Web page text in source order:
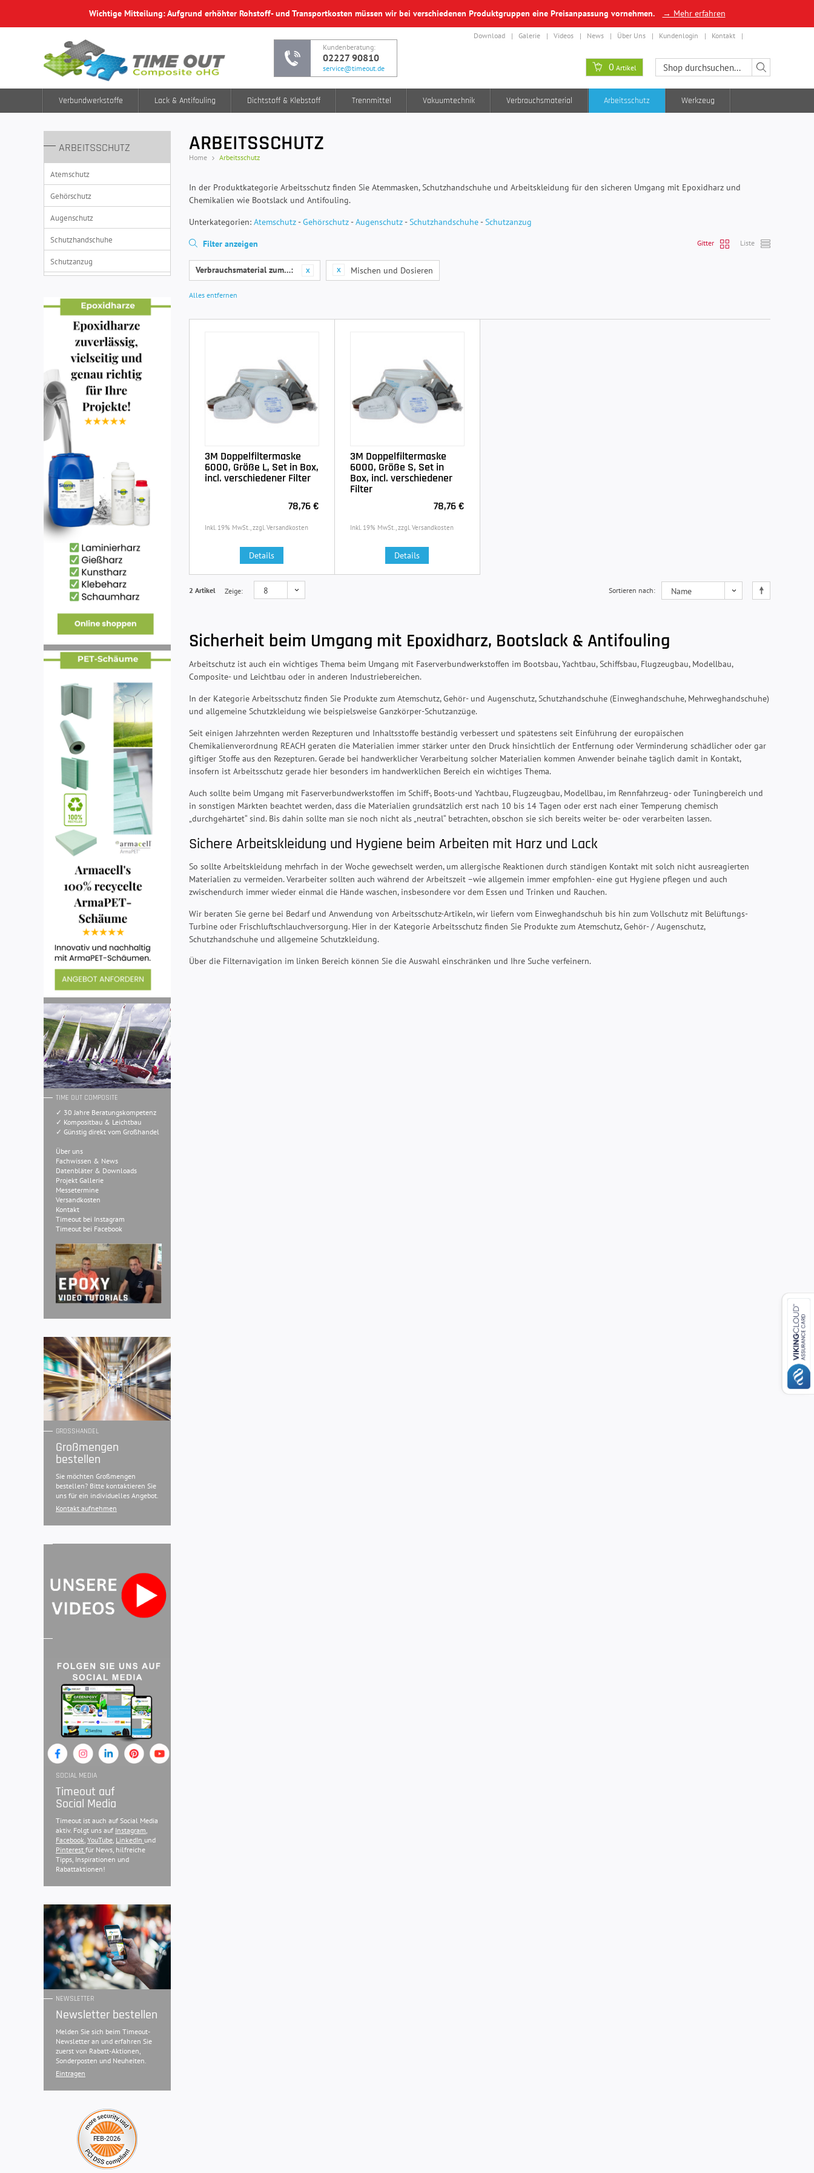
Wichtige Mitteilung: Aufgrund erhöhter Rohstoff- und Transportkosten müssen wir bei verschiedenen Produktgruppen eine Preisanpassung vornehmen. → Mehr erfahren
Kundenberatung:
02227 90810
service@timeout.de
Download Galerie Videos News Über Uns Kundenlogin Kontakt
0 Artikel
Verbundwerkstoffe Lack & Antifouling Dichtstoff & Klebstoff Trennmittel Vakuumtechnik Verbrauchsmaterial Arbeitsschutz Werkzeug
ARBEITSSCHUTZ
Atemschutz
Gehörschutz
Augenschutz
Schutzhandschuhe
Schutzanzug
ARBEITSSCHUTZ
Home Arbeitsschutz
In der Produktkategorie Arbeitsschutz finden Sie Atemmasken, Schutzhandschuhe und Arbeitskleidung für den sicheren Umgang mit Epoxidharz und
Chemikalien wie Bootslack und Antifouling.
Unterkategorien: Atemschutz-Gehörschutz-Augenschutz-Schutzhandschuhe-Schutzanzug
Filter anzeigen
Gitter Liste
Verbrauchsmaterial zum…: Mischen und Dosieren
Alles entfernen
3M Doppelfiltermaske
6000, Größe L, Set in Box,
incl. verschiedener Filter
78,76 €
Inkl. 19% MwSt., zzgl. Versandkosten
Details
3M Doppelfiltermaske
6000, Größe S, Set in
Box, incl. verschiedener
Filter
78,76 €
Inkl. 19% MwSt., zzgl. Versandkosten
Details
Sortieren nach
2 Artikel Zeige
Sicherheit beim Umgang mit Epoxidharz, Bootslack & Antifouling
Arbeitschutz ist auch ein wichtiges Thema beim Umgang mit Faserverbundwerkstoffen im Bootsbau, Yachtbau, Schiffsbau, Flugzeugbau, Modellbau,
Composite- und Leichtbau oder in anderen Industriebereichen.
In der Kategorie Arbeitsschutz finden Sie Produkte zum Atemschutz, Gehör- und Augenschutz, Schutzhandschuhe (Einweghandschuhe, Mehrweghandschuhe)
und allgemeine Schutzkleidung wie beispielsweise Ganzkörper-Schutzanzüge.
Seit einigen Jahrzehnten werden Rezepturen und Inhaltsstoffe beständig verbessert und spätestens seit Einführung der europäischen
Chemikalienverordnung REACH geraten die Materialien immer stärker unter den Druck hinsichtlich der Entfernung oder Verminderung schädlicher oder gar
giftiger Stoffe aus den Rezepturen. Gerade bei handwerklicher Verarbeitung solcher Materialien kommen Anwender beinahe täglich damit in Kontakt,
insofern ist Arbeitsschutz gerade hier besonders im handwerklichen Bereich ein wichtiges Thema.
Auch sollte beim Umgang mit Faserverbundwerkstoffen im Schiff-, Boots-und Yachtbau, Flugzeugbau, Modellbau, im Rennfahrzeug- oder Tuningbereich und
in sonstigen Märkten beachtet werden, dass die Materialien grundsätzlich erst nach 10 bis 14 Tagen oder erst nach einer Temperung chemisch
„durchgehärtet“ sind. Bis dahin sollte man sie noch nicht als „neutral“ betrachten, obschon sie sich bereits weiter be- oder verarbeiten lassen.
Sichere Arbeitskleidung und Hygiene beim Arbeiten mit Harz und Lack
So sollte Arbeitskleidung mehrfach in der Woche gewechselt werden, um allergische Reaktionen durch ständigen Kontakt mit solch nicht ausreagierten
Materialien zu vermeiden. Verarbeiter sollten auch während der Arbeitszeit –wie allgemein immer empfohlen- eine gut Hygiene pflegen und auch
zwischendurch immer wieder einmal die Hände waschen, insbesondere vor dem Essen und Trinken und Rauchen.
Wir beraten Sie gerne bei Bedarf und Anwendung von Arbeitsschutz-Artikeln, wir liefern vom Einweghandschuh bis hin zum Vollschutz mit Belüftungs-
Turbine oder Frischluftschlauchversorgung. Hier in der Kategorie Arbeitsschutz finden Sie Produkte zum Atemschutz, Gehör- / Augenschutz,
Schutzhandschuhe und allgemeine Schutzkleidung.
Über die Filternavigation im linken Bereich können Sie die Auswahl einschränken und Ihre Suche verfeinern.
TIME OUT COMPOSITE
✓ 30 Jahre Beratungskompetenz
✓ Kompositbau & Leichtbau
✓ Günstig direkt vom Großhandel
Über uns
Fachwissen & News
Datenbläter & Downloads
Projekt Gallerie
Messetermine
Versandkosten
Kontakt
Timeout bei Instagram
Timeout bei Facebook
GROSSHANDEL
Großmengen
bestellen
Sie möchten Großmengen
bestellen? Bitte kontaktieren Sie
uns für ein individuelles Angebot.
Kontakt aufnehmen
SOCIAL MEDIA
Timeout auf
Social Media
Timeout ist auch auf Social Media
aktiv. Folgt uns auf Instagram,
Facebook, YouTube, LinkedIn und
Pinterest für News, hilfreiche
Tipps, Inspirationen und
Rabattaktionen!
NEWSLETTER
Newsletter bestellen
Melden Sie sich beim Timeout-
Newsletter an und erfahren Sie
zuerst von Rabatt-Aktionen,
Sonderposten und Neuheiten.
Eintragen